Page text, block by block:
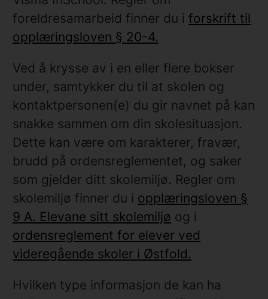
foreldresamarbeid finner du i forskrift til
opplæringsloven § 20-4.
Ved å krysse av i en eller flere bokser
under, samtykker du til at skolen og
kontaktpersonen(e) du gir navnet på kan
snakke sammen om din skolesituasjon.
Dette kan være om karakterer, fravær,
brudd på ordensreglementet, og saker
som gjelder ditt skolemiljø. Regler om
skolemiljø finner du i opplæringsloven §
9 A. Elevane sitt skolemiljø og i
ordensreglement for elever ved
videregående skoler i Østfold.
Hvilken type informasjon de kan ha